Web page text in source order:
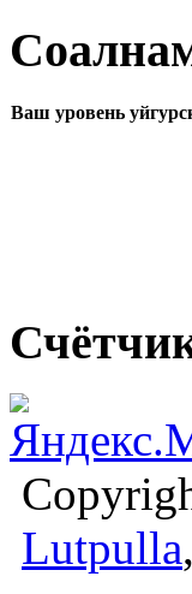
Ваш уровень
Lutpulla,